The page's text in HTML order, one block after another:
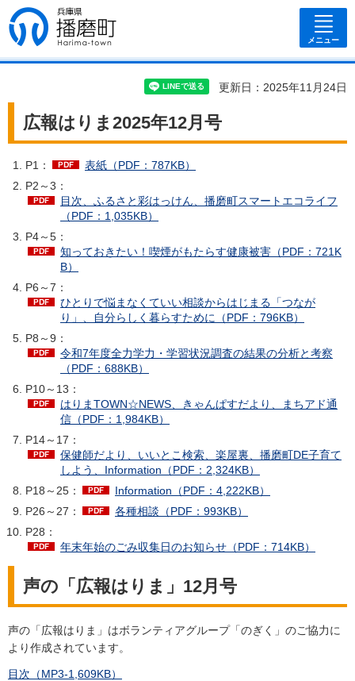
兵庫県 播磨
町
メニュー
更新日：2025年11月24日
広報はりま2025年12月号
P1：
表紙（PDF：787KB）
P2～3：
目次、ふるさと彩はっけん、播磨町スマートエコライフ
（PDF：1,035KB）
P4～5：
知っておきたい！喫煙がもたらす健康被害（PDF：721K
B）
P6～7：
ひとりで悩まなくていい相談からはじまる「つなが
り」、自分らしく暮らすために（PDF：796KB）
P8～9：
令和7年度全力学力・学習状況調査の結果の分析と考察
（PDF：688KB）
P10～13：
はりまTOWN☆NEWS、きゃんぱすだより、まちアド通
信（PDF：1,984KB）
P14～17：
保健師だより、いいとこ検索、楽屋裏、播磨町DE子育て
しよう、Information（PDF：2,324KB）
P18～25：
Information（PDF：4,222KB）
P26～27：
各種相談（PDF：993KB）
P28：
年末年始のごみ収集日のお知らせ（PDF：714KB）
声の「広報はりま」12月号
声の「広報はりま」はボランティアグループ「のぎく」のご協力に
より作成されています。
目次（MP3-1,609KB）